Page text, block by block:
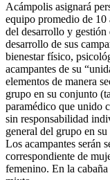
Acámpolis asignará
equipo promedio de 10
del desarrollo y gestión
desarrollo de sus
bienestar físico,
acampantes de su
elementos de manera
grupo en su conjunto
paramédico que unido
sin responsabilidad
general del grupo en
Los acampantes serán
correspondiente de
femenino. En la